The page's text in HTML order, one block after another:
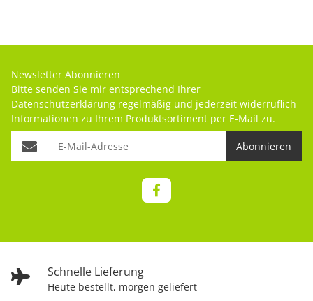
Schnelle Lieferung
Heute bestellt, morgen geliefert
Newsletter Abonnieren
Bitte senden Sie mir entsprechend Ihrer
Datenschutzerklärung regelmäßig und jederzeit widerruflich
Informationen zu Ihrem Produktsortiment per E-Mail zu.
Abonnieren